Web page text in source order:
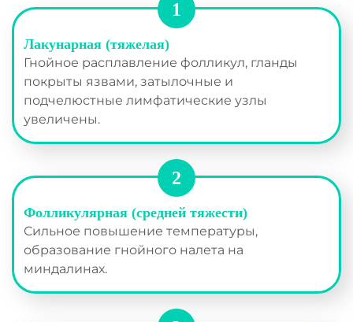
Лакунарная (тяжелая)
Гнойное расплавление фолликул, гланды
покрыты язвами, затылочные и
подчелюстные лимфатические узлы
увеличены.
Фолликулярная (средней тяжести)
Сильное повышение температуры,
образование гнойного налета на
миндалинах.